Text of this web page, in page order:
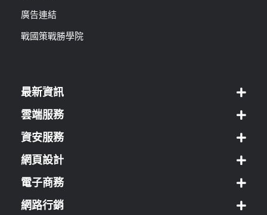
廣告連結
戰國策戰勝學院
最新資訊
雲端服務
資安服務
網頁設計
電子商務
網路行銷